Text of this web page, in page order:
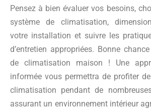
Pensez à bien évaluer vos besoins,
système de climatisation,
votre installation et suivre les
d’entretien appropriées. Bonne
de climatisation maison ! Une
informée vous permettra de profiter
climatisation pendant de
assurant un environnement intérieur